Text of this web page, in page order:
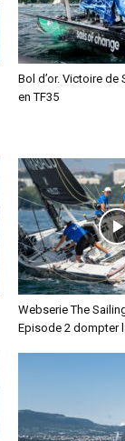
Bol d’or. Victoire de
en TF35
Webserie The
Episode 2 dompter